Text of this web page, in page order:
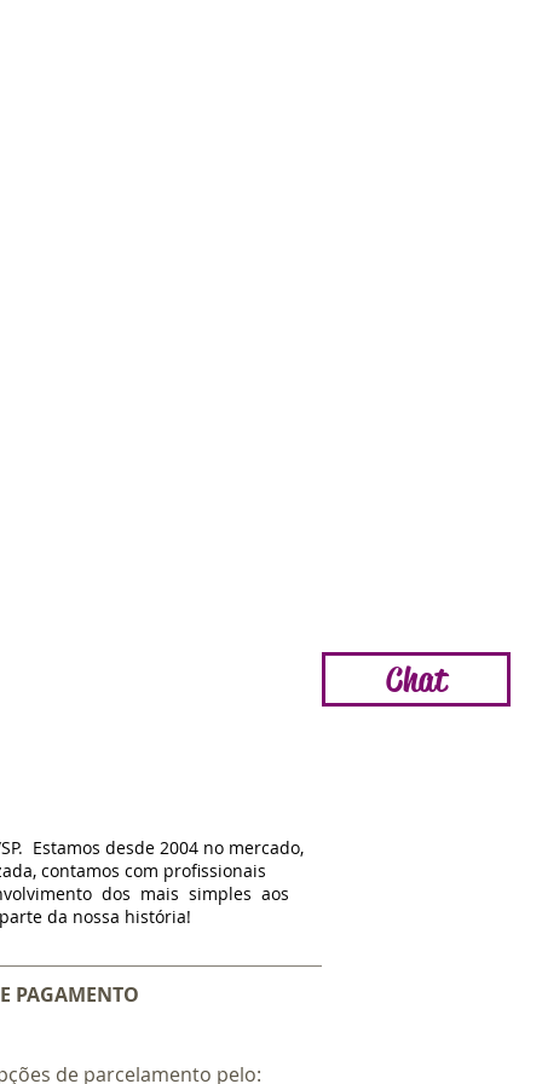
Chat
Estamos desde 2004 no mercado,
contamos com profissionais
dos mais simples aos
da nossa história!
PAGAMENTO
de parcelamento pelo: